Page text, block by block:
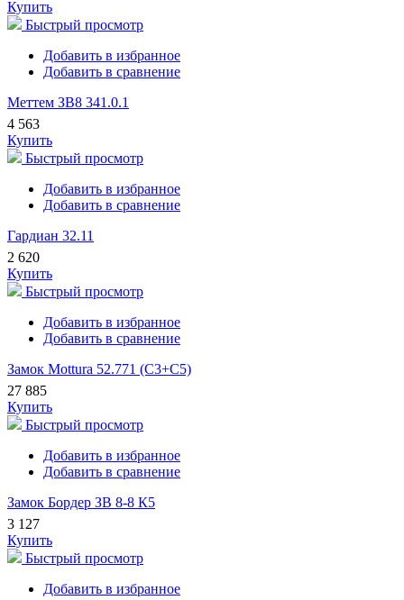
Купить
Быстрый просмотр
Добавить в избранное
Добавить в сравнение
Меттем ЗВ8 341.0.1
4 563
Купить
Быстрый просмотр
Добавить в избранное
Добавить в сравнение
Гардиан 32.11
2 620
Купить
Быстрый просмотр
Добавить в избранное
Добавить в сравнение
Замок Mottura 52.771 (С3+С5)
27 885
Купить
Быстрый просмотр
Добавить в избранное
Добавить в сравнение
Замок Бордер ЗВ 8-8 К5
3 127
Купить
Быстрый просмотр
Добавить в избранное